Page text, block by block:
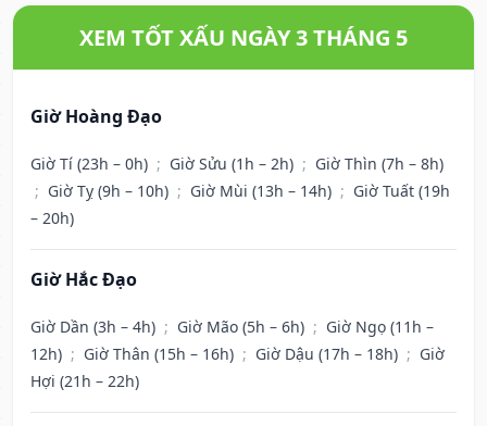
XEM TỐT XẤU NGÀY 3 THÁNG 5
Giờ Hoàng Đạo
Giờ Tí (23h – 0h) ; Giờ Sửu (1h – 2h) ; Giờ Thìn (7h – 8h)
; Giờ Tỵ (9h – 10h) ; Giờ Mùi (13h – 14h) ; Giờ Tuất (19h
– 20h)
Giờ Hắc Đạo
Giờ Dần (3h – 4h) ; Giờ Mão (5h – 6h) ; Giờ Ngọ (11h –
12h) ; Giờ Thân (15h – 16h) ; Giờ Dậu (17h – 18h) ; Giờ
Hợi (21h – 22h)